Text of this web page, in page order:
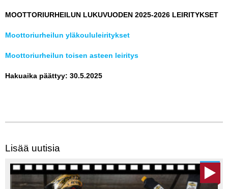
MOOTTORIURHEILUN LUKUVUODEN 2025-2026 LEIRITYKSET
Moottoriurheilun yläkoululeiritykset
Moottoriurheilun toisen asteen leiritys
Hakuaika päättyy: 30.5.2025
Lisää uutisia